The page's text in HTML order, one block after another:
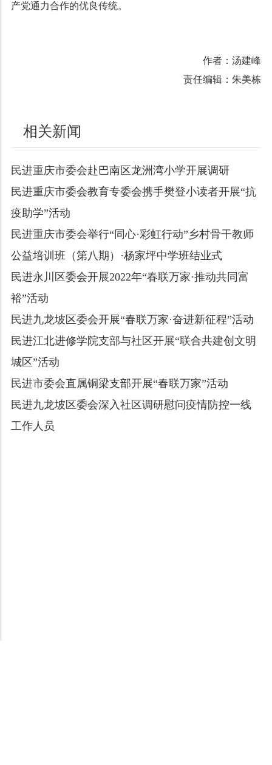
产党通力合作的优良传统。
作者：汤建峰
责任编辑：朱美栋
相关新闻
民进重庆市委会赴巴南区龙洲湾小学开展调研
民进重庆市委会教育专委会携手樊登小读者开展“抗
疫助学”活动
民进重庆市委会举行“同心·彩虹行动”乡村骨干教师
公益培训班（第八期）·杨家坪中学班结业式
民进永川区委会开展2022年“春联万家·推动共同富
裕”活动
民进九龙坡区委会开展“春联万家·奋进新征程”活动
民进江北进修学院支部与社区开展“联合共建创文明
城区”活动
民进市委会直属铜梁支部开展“春联万家”活动
民进九龙坡区委会深入社区调研慰问疫情防控一线
工作人员